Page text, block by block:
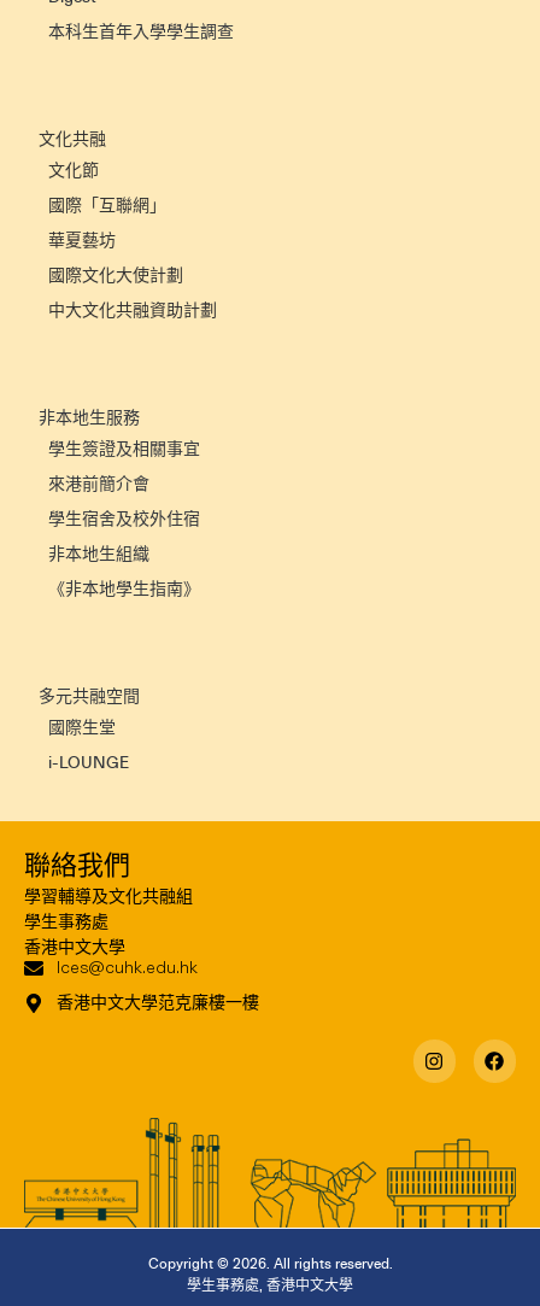
本科生首年入學學生調查
文化共融
文化節
國際「互聯網」
華夏藝坊
國際文化大使計劃
中大文化共融資助計劃
非本地生服務
學生簽證及相關事宜
來港前簡介會
學生宿舍及校外住宿
非本地生組織
《非本地學生指南》
多元共融空間
國際生堂
i-LOUNGE
聯絡我們
學習輔導及文化共融組
學生事務處
香港中文大學
lces@cuhk.edu.hk
香港中文大學范克廉樓一樓
Copyright © 2026. All rights reserved.
學生事務處 香港中文大學